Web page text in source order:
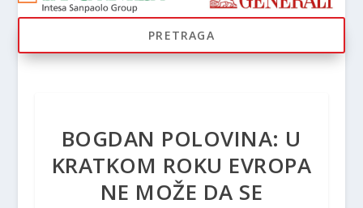
BOGDAN POLOVINA: U
KRATKOM ROKU EVROPA
NE MOŽE DA SE